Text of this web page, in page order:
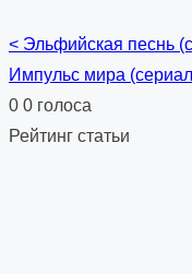
Posts
navigation
< Эльфийская песнь
Импульс мира
0 0 голоса
Рейтинг статьи